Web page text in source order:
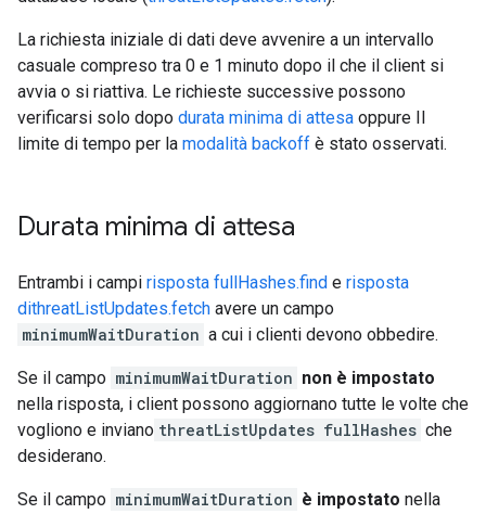
La richiesta iniziale di dati deve avvenire a un intervallo
casuale compreso tra 0 e 1 minuto dopo il che il client si
avvia o si riattiva. Le richieste successive possono
verificarsi solo dopo durata minima di attesa oppure Il
limite di tempo per la modalità backoff è stato osservati.
Durata minima di attesa
Entrambi i campi risposta fullHashes.find e risposta
dithreatListUpdates.fetch avere un campo
minimumWaitDuration a cui i clienti devono obbedire.
Se il campo minimumWaitDuration non è impostato
nella risposta, i client possono aggiornano tutte le volte che
vogliono e inviano threatListUpdates fullHashes che
desiderano.
Se il campo minimumWaitDuration è impostato nella